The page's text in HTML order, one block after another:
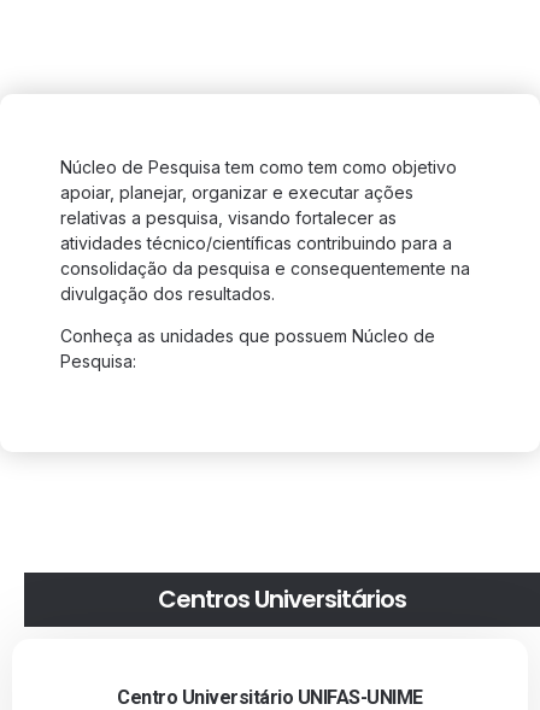
Núcleo de Pesquisa tem como tem como objetivo
apoiar, planejar, organizar e executar ações
relativas a pesquisa, visando fortalecer as
atividades técnico/científicas contribuindo para a
consolidação da pesquisa e consequentemente na
divulgação dos resultados.
Conheça as unidades que possuem Núcleo de
Pesquisa:
Centros Universitários
Centro Universitário UNIFAS-UNIME